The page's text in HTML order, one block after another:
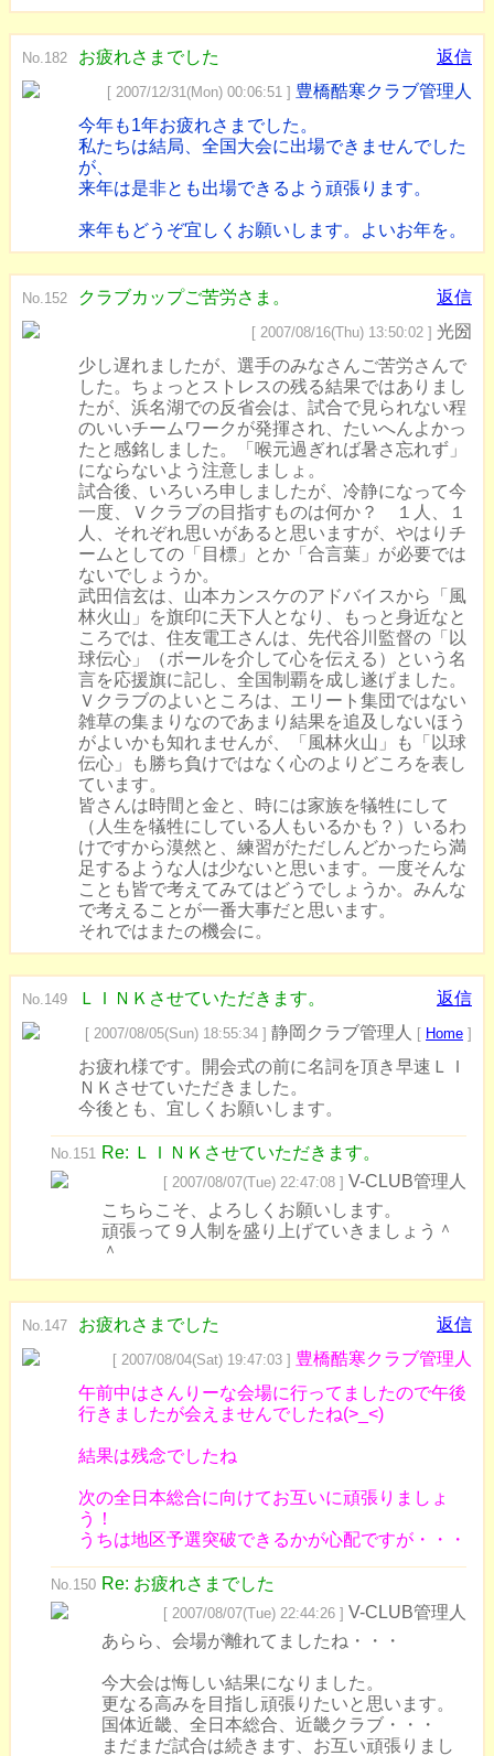
No.182 お疲れさまでした 返信
[ 2007/12/31(Mon) 00:06:51 ] 豊橋酷寒クラブ管理人
今年も1年お疲れさまでした。
私たちは結局、全国大会に出場できませんでした
が、
来年は是非とも出場できるよう頑張ります。
来年もどうぞ宜しくお願いします。よいお年を。
No.152 クラブカップご苦労さま。 返信
[ 2007/08/16(Thu) 13:50:02 ] 光圀
少し遅れましたが、選手のみなさんご苦労さんで
した。ちょっとストレスの残る結果ではありまし
たが、浜名湖での反省会は、試合で見られない程
のいいチームワークが発揮され、たいへんよかっ
たと感銘しました。「喉元過ぎれば暑さ忘れず」
にならないよう注意しましょ。
試合後、いろいろ申しましたが、冷静になって今
一度、Ｖクラブの目指すものは何か？ １人、１
人、それぞれ思いがあると思いますが、やはりチ
ームとしての「目標」とか「合言葉」が必要では
ないでしょうか。
武田信玄は、山本カンスケのアドバイスから「風
林火山」を旗印に天下人となり、もっと身近なと
ころでは、住友電工さんは、先代谷川監督の「以
球伝心」（ボールを介して心を伝える）という名
言を応援旗に記し、全国制覇を成し遂げました。
Ｖクラブのよいところは、エリート集団ではない
雑草の集まりなのであまり結果を追及しないほう
がよいかも知れませんが、「風林火山」も「以球
伝心」も勝ち負けではなく心のよりどころを表し
ています。
皆さんは時間と金と、時には家族を犠牲にして
（人生を犠牲にしている人もいるかも？）いるわ
けですから漠然と、練習がただしんどかったら満
足するような人は少ないと思います。一度そんな
ことも皆で考えてみてはどうでしょうか。みんな
で考えることが一番大事だと思います。
それではまたの機会に。
No.149 ＬＩＮＫさせていただきます。 返信
[ 2007/08/05(Sun) 18:55:34 ] 静岡クラブ管理人 [ Home ]
お疲れ様です。開会式の前に名詞を頂き早速ＬＩ
ＮＫさせていただきました。
今後とも、宜しくお願いします。
No.151 Re: ＬＩＮＫさせていただきます。
[ 2007/08/07(Tue) 22:47:08 ] V-CLUB管理人
こちらこそ、よろしくお願いします。
頑張って９人制を盛り上げていきましょう＾
＾
No.147 お疲れさまでした 返信
[ 2007/08/04(Sat) 19:47:03 ] 豊橋酷寒クラブ管理人
午前中はさんりーな会場に行ってましたので午後
行きましたが会えませんでしたね(>_<)
結果は残念でしたね
次の全日本総合に向けてお互いに頑張りましょ
う！
うちは地区予選突破できるかが心配ですが・・・
No.150 Re: お疲れさまでした
[ 2007/08/07(Tue) 22:44:26 ] V-CLUB管理人
あらら、会場が離れてましたね・・・
今大会は悔しい結果になりました。
更なる高みを目指し頑張りたいと思います。
国体近畿、全日本総合、近畿クラブ・・・
まだまだ試合は続きます、お互い頑張りまし